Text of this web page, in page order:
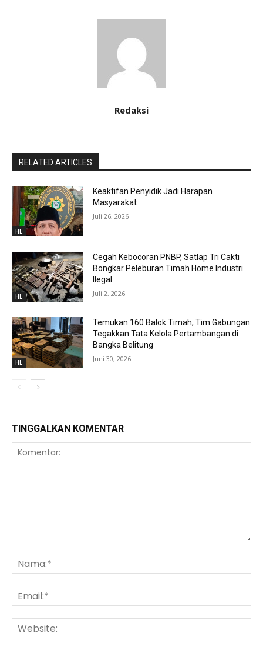
Redaksi
RELATED ARTICLES
HL
Keaktifan Penyidik Jadi Harapan
Masyarakat
Juli 26, 2026
HL
Cegah Kebocoran PNBP, Satlap Tri Cakti
Bongkar Peleburan Timah Home Industri
Ilegal
Juli 2, 2026
HL
Temukan 160 Balok Timah, Tim Gabungan
Tegakkan Tata Kelola Pertambangan di
Bangka Belitung
Juni 30, 2026
TINGGALKAN KOMENTAR